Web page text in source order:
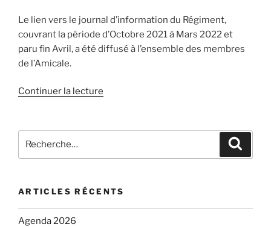
Le lien vers le journal d’information du Régiment,
couvrant la période d’Octobre 2021 à Mars 2022 et
paru fin Avril, a été diffusé à l’ensemble des membres
de l’Amicale.
Continuer la lecture
pour
ARTICLES RÉCENTS
Agenda 2026